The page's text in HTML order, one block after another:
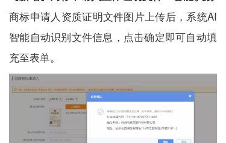
商标申请人资质证明文件图片上传后，系统AI
智能自动识别文件信息，点击确定即可自动填
充至表单。